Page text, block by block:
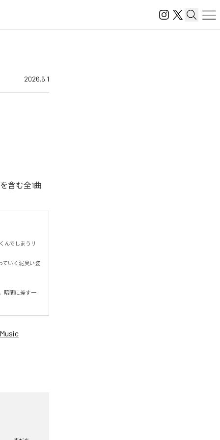
2026.6.1
含む全1曲
んでしまうリ
ていく泥臭い姿
暗闇に差す一